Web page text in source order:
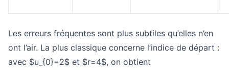
Les erreurs fréquentes sont plus subtiles qu’elles n’en
ont l’air. La plus classique concerne l’indice de départ :
avec $u_{0}=2$ et $r=4$, on obtient